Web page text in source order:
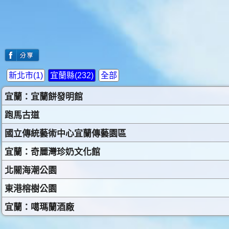
全部
新北市(1) 宜蘭縣(232)
宜蘭：宜蘭餅發明館
跑馬古道
國立傳統藝術中心宜蘭傳藝園區
宜蘭：奇麗灣珍奶文化館
北關海潮公園
東港榕樹公園
宜蘭：噶瑪蘭酒廠